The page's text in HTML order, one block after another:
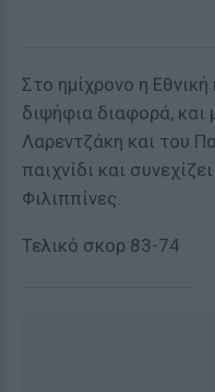
Στο ημίχρονο η
διψήφια διαφορά,
Λαρεντζάκη και του
παιχνίδι και
Φιλιππίνες.
Τελικό σκορ 83-74